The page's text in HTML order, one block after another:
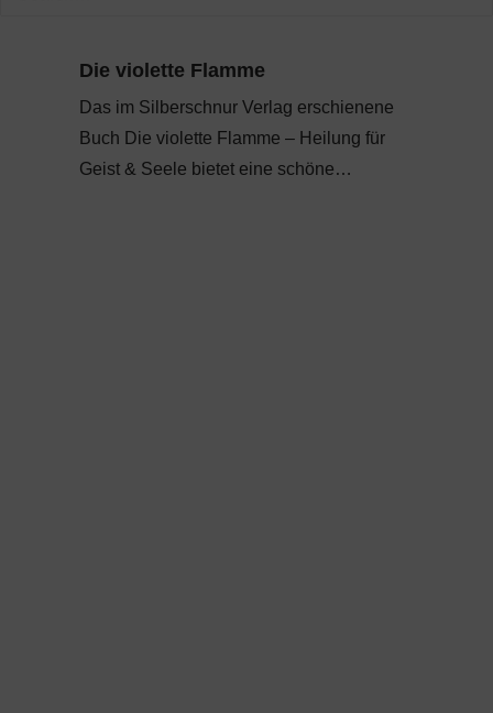
Die violette Flamme
Das im Silberschnur Verlag erschienene
Buch Die violette Flamme – Heilung für
Geist & Seele bietet eine schöne…